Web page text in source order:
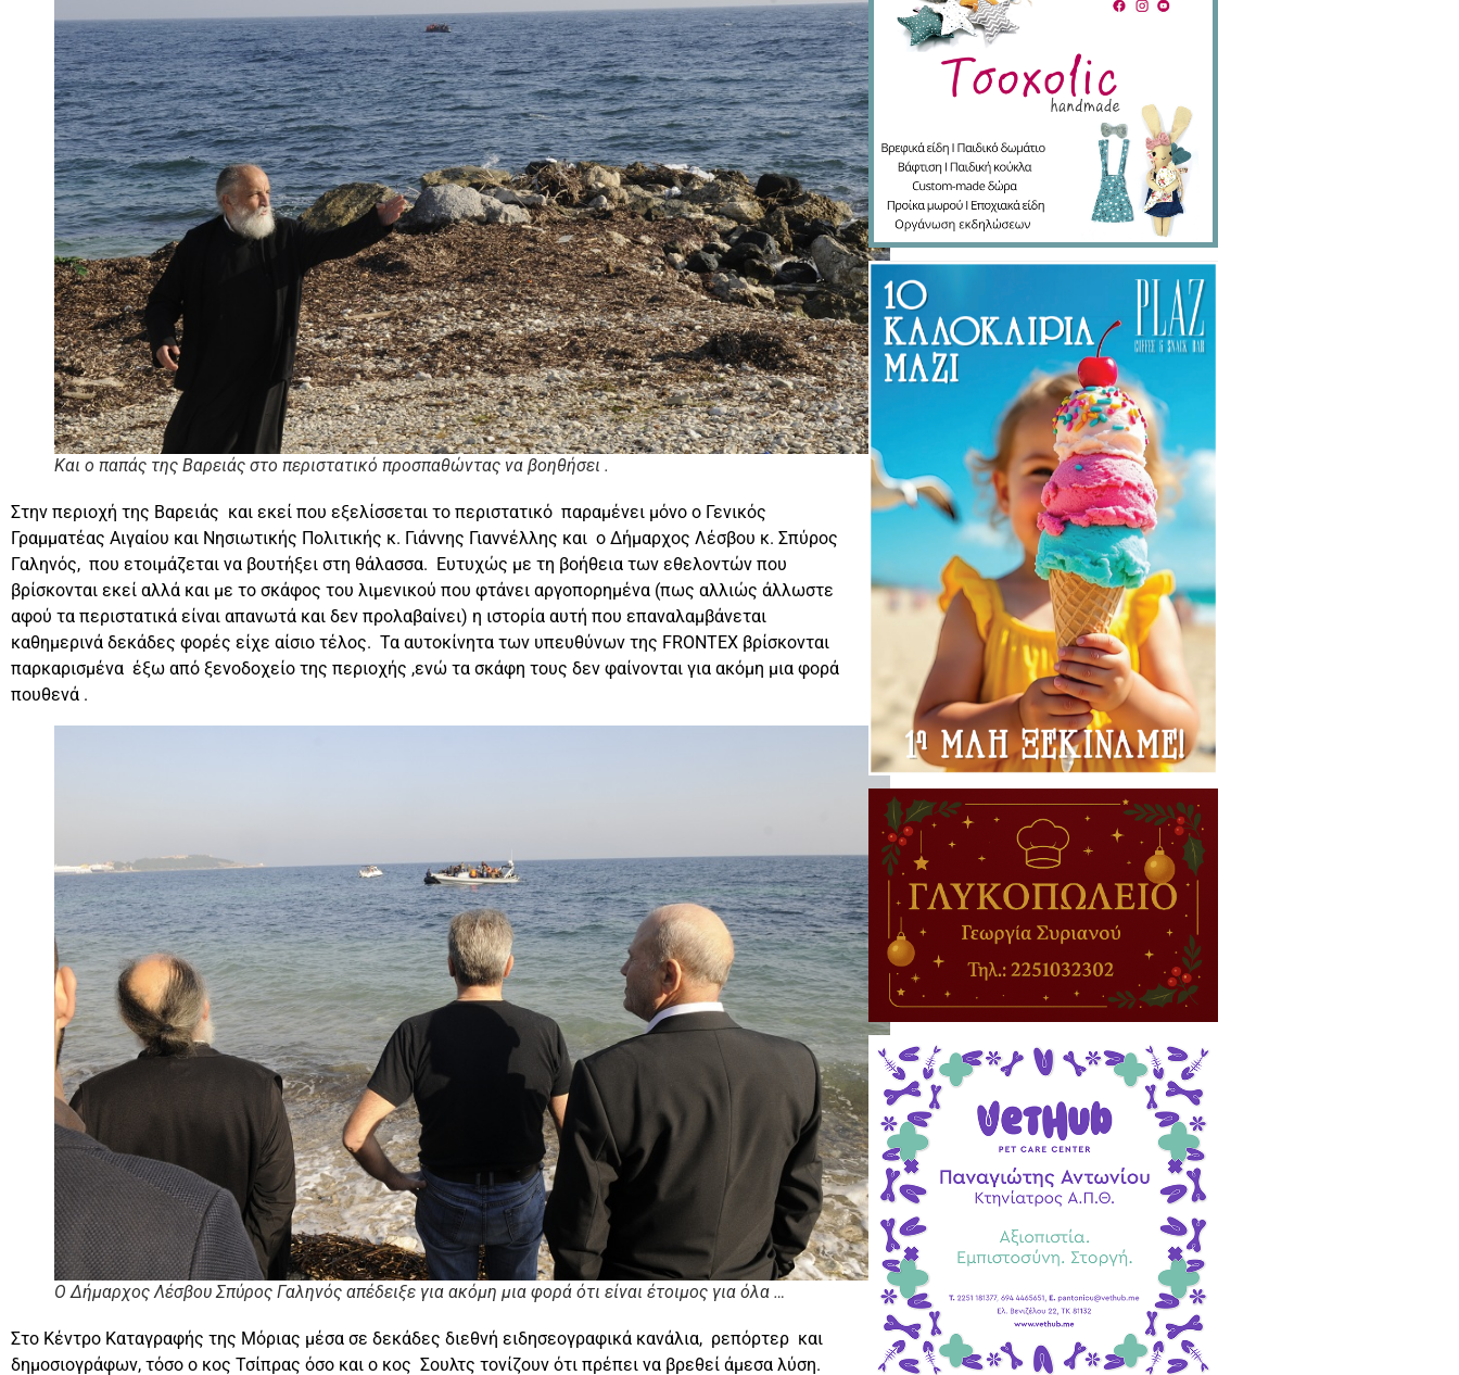
Και ο παπάς της Βαρειάς στο περιστατικό προσπαθώντας να βοηθήσει .
Στην περιοχή της Βαρειάς και εκεί που εξελίσσεται το περιστατικό παραμένει μόνο ο Γενικός
Γραμματέας Αιγαίου και Νησιωτικής Πολιτικής κ. Γιάννης Γιαννέλλης και ο Δήμαρχος Λέσβου κ. Σπύρος
Γαληνός, που ετοιμάζεται να βουτήξει στη θάλασσα. Ευτυχώς με τη βοήθεια των εθελοντών που
βρίσκονται εκεί αλλά και με το σκάφος του λιμενικού που φτάνει αργοπορημένα (πως αλλιώς άλλωστε
αφού τα περιστατικά είναι απανωτά και δεν προλαβαίνει) η ιστορία αυτή που επαναλαμβάνεται
καθημερινά δεκάδες φορές είχε αίσιο τέλος. Τα αυτοκίνητα των υπευθύνων της FRONTEX βρίσκονται
παρκαρισμένα έξω από ξενοδοχείο της περιοχής ,ενώ τα σκάφη τους δεν φαίνονται για ακόμη μια φορά
πουθενά .
Ο Δήμαρχος Λέσβου Σπύρος Γαληνός απέδειξε για ακόμη μια φορά ότι είναι έτοιμος για όλα …
Στο Κέντρο Καταγραφής της Μόριας μέσα σε δεκάδες διεθνή ειδησεογραφικά κανάλια, ρεπόρτερ και
δημοσιογράφων, τόσο ο κος Τσίπρας όσο και ο κος Σουλτς τονίζουν ότι πρέπει να βρεθεί άμεσα λύση.